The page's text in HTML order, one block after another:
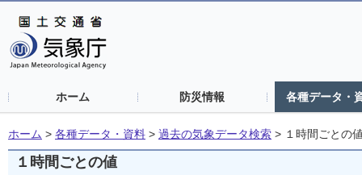
ホーム 防災情報 各種データ・
ホーム > 各種データ・資料 > 過去の気象データ検索 > １時間ごとの
１時間ごとの値